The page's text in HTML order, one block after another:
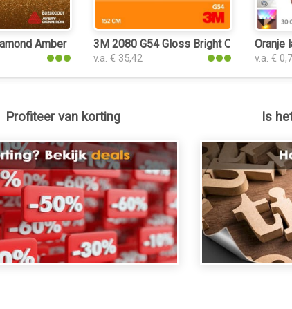
Amber Gloss keukenfolie
3M 2080 G54 Gloss Bright Orange
v.a. € 35,42
Oranje
v.a. €
Profiteer van korting Is